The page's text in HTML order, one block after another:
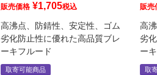
販売価格 ¥1,705税込
高沸点、防錆性、安定性、ゴム
劣化防止性に優れた高品質ブレ
ーキフルード
取寄可能商品
販売
高
劣
ー
取